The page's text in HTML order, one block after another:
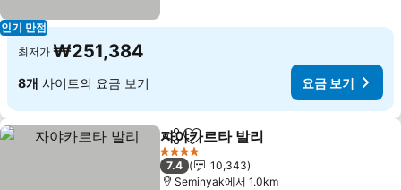
인기 만점
최저가 ₩251,384
8개 사이트의 요금 보기 요금 보기
공유 즐겨찾기에 추가
자야카르타 발리
4 성급
7.4
10,343
Seminyak에서 1.0km